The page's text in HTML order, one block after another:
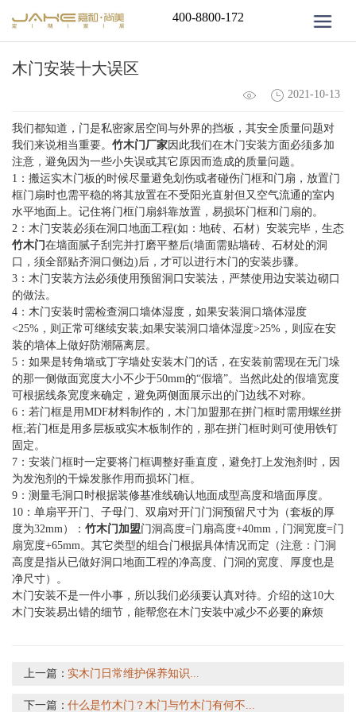
400-8800-172
木门安装十大误区
2021-10-13
我们都知道，门是私密家居空间与外界的挡板，其安全质量问题对
我们来说相当重要。 竹木门厂家因此我们在木门安装方面必须多加
注意，避免因为一些小失误或其它原因而造成的质量问题。
1：搬运实木门板的时候尽量避免划伤或者碰伤门框和门扇，放置门
框门扇时也需平稳的将其放置在不受阳光直射但又空气流通的室内
水平地面上。记住将门框门扇斜靠放置，易损坏门框和门扇的。
2：木门安装必须在洞口地面工程(如：地砖、石材）安装完毕，生态
竹木门在墙面腻子刮完并打磨平整后(墙面需贴墙砖、石材处的洞
口，须全部贴齐洞口侧边)后，才可以进行木门的安装步骤。
3：木门安装方法必须使用预留洞口安装法，严禁使用边安装边砌口
的做法。
4：木门安装时需检查洞口墙体湿度，如果安装洞口墙体湿度
<25%，则正常可继续安装;如果安装洞口墙体湿度>25%，则应在安
装的墙体上做好防潮隔离层。
5：如果是转角墙或丁字墙处安装木门的话，在安装前需现在无门垛
的那一侧做面宽度大小不少于50mm的“假墙”。当然此处的假墙宽度
可根据线条宽度来确定，避免两侧面展示出的门边线不对称。
6：若门框是用MDF材料制作的，木门加盟那在拼门框时需用螺丝拼
框;若门框是用多层板或实木板制作的，那在拼门框时则可使用铁钉
固定。
7：安装门框时一定要将门框调整好垂直度，避免打上发泡剂时，因
为发泡剂的干燥发胀作用而损坏门框。
9：测量毛洞口时根据装修基准线确认地面成型高度和墙面厚度。
10：单扇平开门、子母门、双扇对开门门洞预留尺寸为（套板的厚
度为32mm）： 竹木门加盟门洞高度=门扇高度+40mm，门洞宽度=门
扇宽度+65mm。其它类型的组合门根据具体情况而定（注意：门洞
高度是指从已做好洞口地面工程的净高度、门洞的宽度、厚度也是
净尺寸）。
木门安装不是一件小事，所以我们必须要认真对待。介绍的这10大
木门安装易出错的细节，能帮您在木门安装中减少不必要的麻烦
上一篇： 实木门日常维护保养知识...
下一篇：什么是竹木门？木门与竹木门有何不...